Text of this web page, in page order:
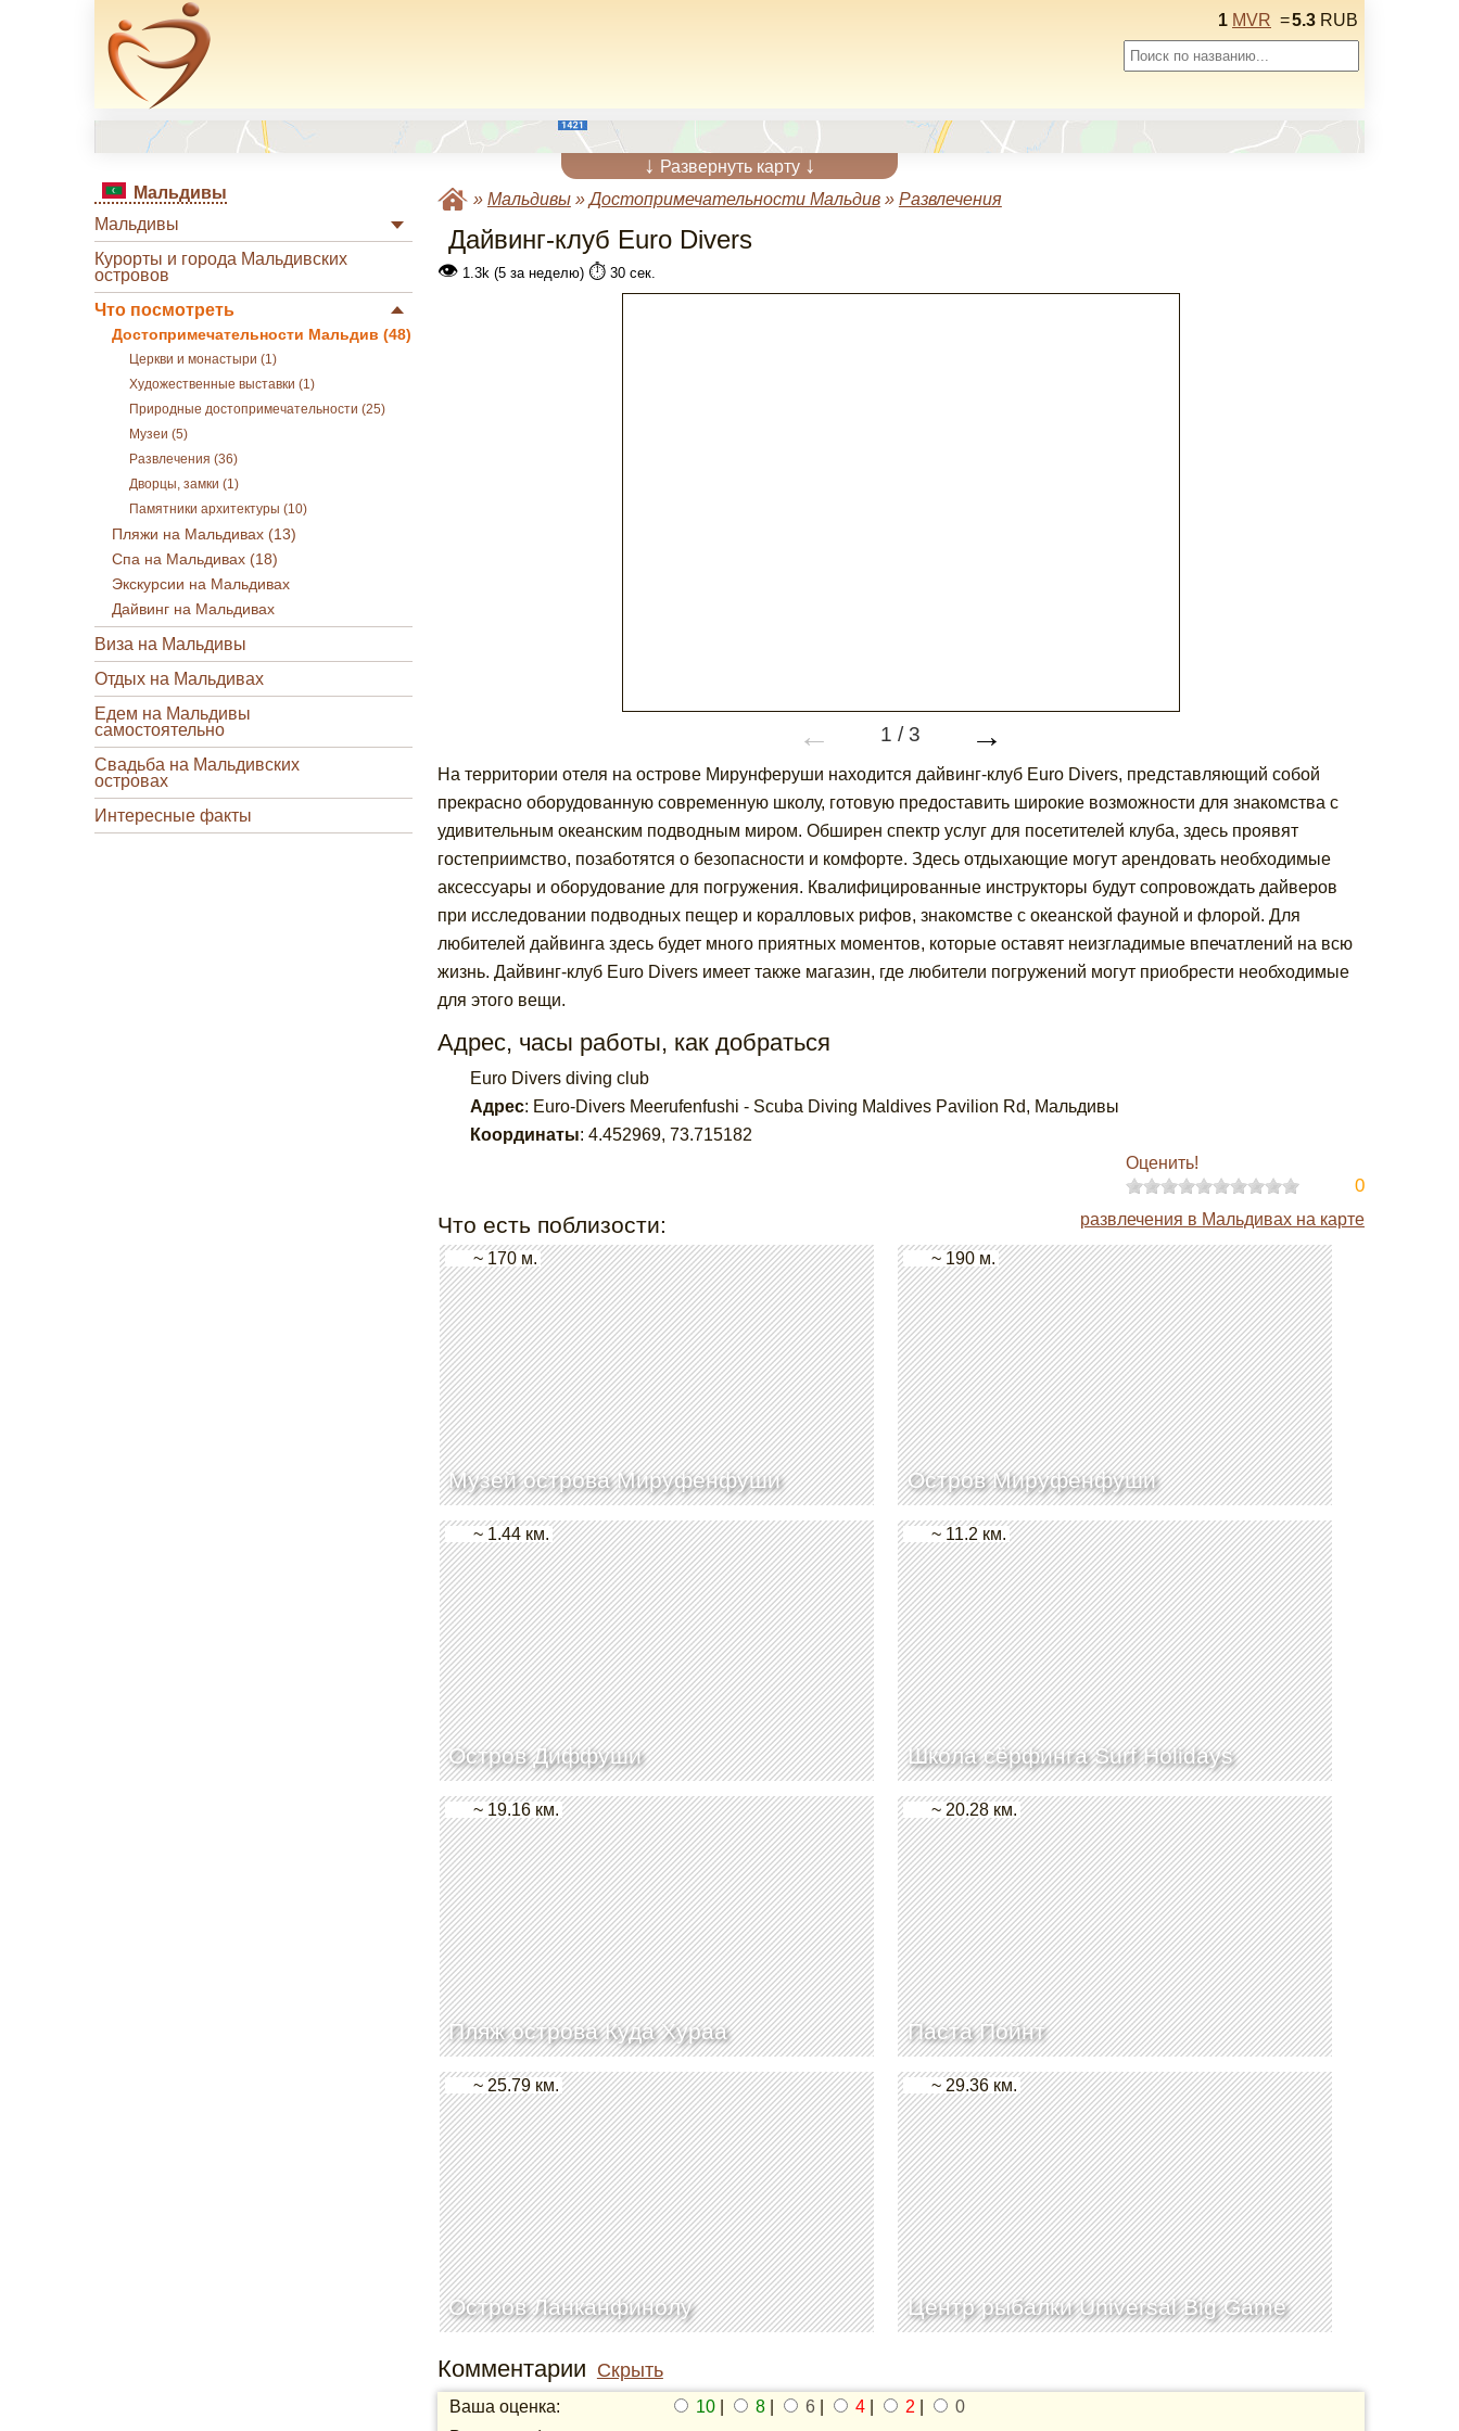
1 MVR =5.3 RUB
↓ Развернуть карту ↓
Мальдивы
Мальдивы
Курорты и города Мальдивских
островов
Что посмотреть
Достопримечательности Мальдив (48)
Церкви и монастыри (1)
Художественные выставки (1)
Природные достопримечательности (25)
Музеи (5)
Развлечения (36)
Дворцы, замки (1)
Памятники архитектуры (10)
Пляжи на Мальдивах (13)
Спа на Мальдивах (18)
Экскурсии на Мальдивах
Дайвинг на Мальдивах
Виза на Мальдивы
Отдых на Мальдивах
Едем на Мальдивы
самостоятельно
Свадьба на Мальдивских
островах
Интересные факты
» Мальдивы»Достопримечательности Мальдив» Развлечения
Дайвинг-клуб Euro Divers
👁1.3k (5 за неделю) ⏱️30 сек.
← 1 /3 →
На территории отеля на острове Мирунферуши находится дайвинг-клуб Euro Divers, представляющий собой
прекрасно оборудованную современную школу, готовую предоставить широкие возможности для знакомства с
удивительным океанским подводным миром. Обширен спектр услуг для посетителей клуба, здесь проявят
гостеприимство, позаботятся о безопасности и комфорте. Здесь отдыхающие могут арендовать необходимые
аксессуары и оборудование для погружения. Квалифицированные инструкторы будут сопровождать дайверов
при исследовании подводных пещер и коралловых рифов, знакомстве с океанской фауной и флорой. Для
любителей дайвинга здесь будет много приятных моментов, которые оставят неизгладимые впечатлений на всю
жизнь. Дайвинг-клуб Euro Divers имеет также магазин, где любители погружений могут приобрести необходимые
для этого вещи.
Адрес, часы работы, как добраться
Euro Divers diving club
Адрес: Euro-Divers Meerufenfushi - Scuba Diving Maldives Pavilion Rd, Мальдивы
Координаты: 4.452969, 73.715182
Оценить!
0
Что есть поблизости: развлечения в Мальдивах на карте
Музей острова Мируфенфуши
~ 170 м.
Остров Мируфенфуши
~ 190 м.
Остров Диффуши
~ 1.44 км.
Школа сёрфинга Surf Holidays
~ 11.2 км.
Пляж острова Куда Хураа
~ 19.16 км.
Паста Пойнт
~ 20.28 км.
Остров Ланканфинолу
~ 25.79 км.
Центр рыбалки Universal Big Game
~ 29.36 км.
Комментарии Скрыть
Ваша оценка: 10| 8| 6| 4| 2
0